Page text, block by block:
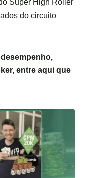
Super High Roller
do circuito
entre aqui que